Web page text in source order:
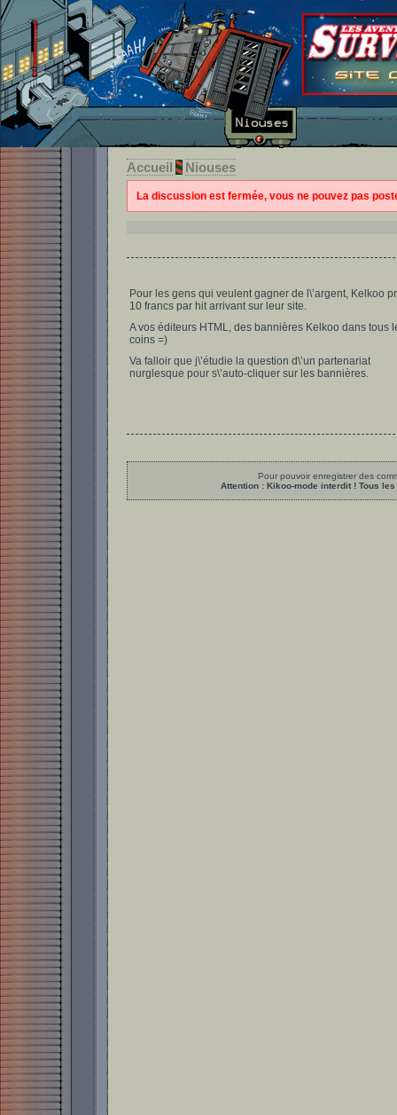
Accueil Niouses
La discussion est fermée, vous ne pouvez pas
Pour les gens qui veulent gagner de l\’argent, Kelkoo
10 francs par hit arrivant sur leur site.
A vos éditeurs HTML, des bannières Kelkoo dans tous
coins =)
Va falloir que j\’étudie la question d\’un partenariat
nurglesque pour s\’auto-cliquer sur les bannières.
Pour pouvoir enregistrer des
Attention : Kikoo-mode interdit ! Tous